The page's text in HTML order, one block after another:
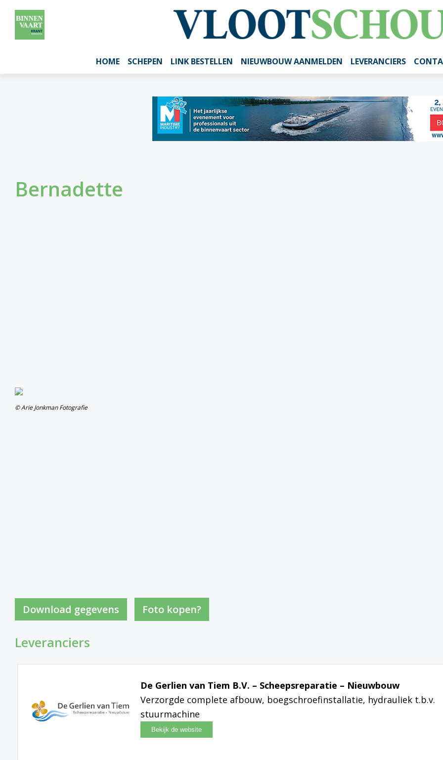
HOME SCHEPEN LINK BESTELLEN NIEUWBOUW AANMELDEN LEVERANCIERS
Bernadette
© Arie Jonkman Fotografie
Foto kopen?
Leveranciers
De Gerlien van Tiem B.V. – Scheepsreparatie – Nieuwbouw
Verzorgde complete afbouw, boegschroefinstallatie, hydrauliek t.b.v.
stuurmachine